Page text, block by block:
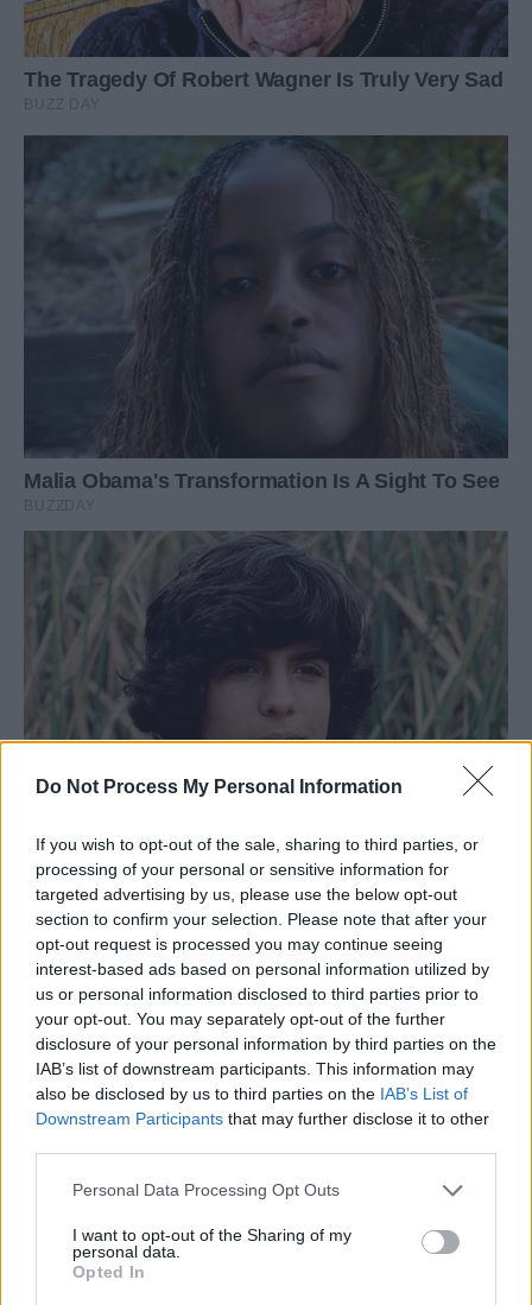
Do Not Process My Personal Information
If you wish to opt-out of the sale, sharing to third parties, or
processing of your personal or sensitive information for
targeted advertising by us, please use the below opt-out
section to confirm your selection. Please note that after your
opt-out request is processed you may continue seeing
interest-based ads based on personal information utilized by
us or personal information disclosed to third parties prior to
your opt-out. You may separately opt-out of the further
disclosure of your personal information by third parties on the
IAB’s list of downstream participants. This information may
also be disclosed by us to third parties on the IAB’s List of
Downstream Participants that may further disclose it to other
Personal Data Processing Opt Outs
I want to opt-out of the Sharing of my
personal data.
Opted In